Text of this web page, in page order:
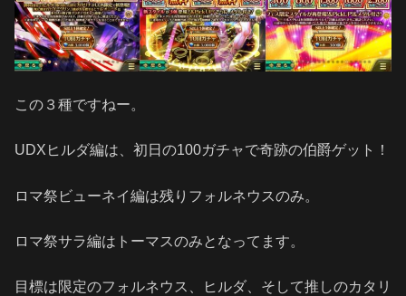
この３種ですねー。
UDXヒルダ編は、初日の100ガチャで奇跡の伯爵ゲット！
ロマ祭ビューネイ編は残りフォルネウスのみ。
ロマ祭サラ編はトーマスのみとなってます。
目標は限定のフォルネウス、ヒルダ、そして推しのカタリ